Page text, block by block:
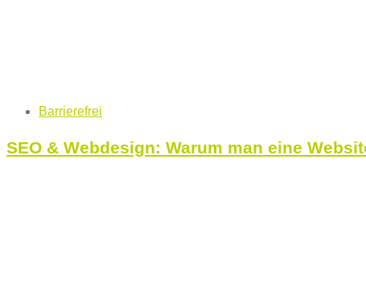
Tags Barrierefrei
SEO & Webdesign: Warum man eine